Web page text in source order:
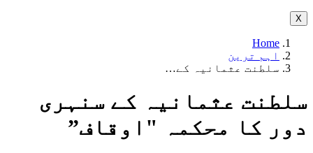
X
Home
اہم ترین
سلطنت عثمانیہ کے…
سلطنت عثمانیہ کے سنہری
دور کا محکمہ "اوقاف”